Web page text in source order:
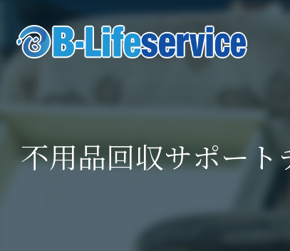
不用品回収サポー